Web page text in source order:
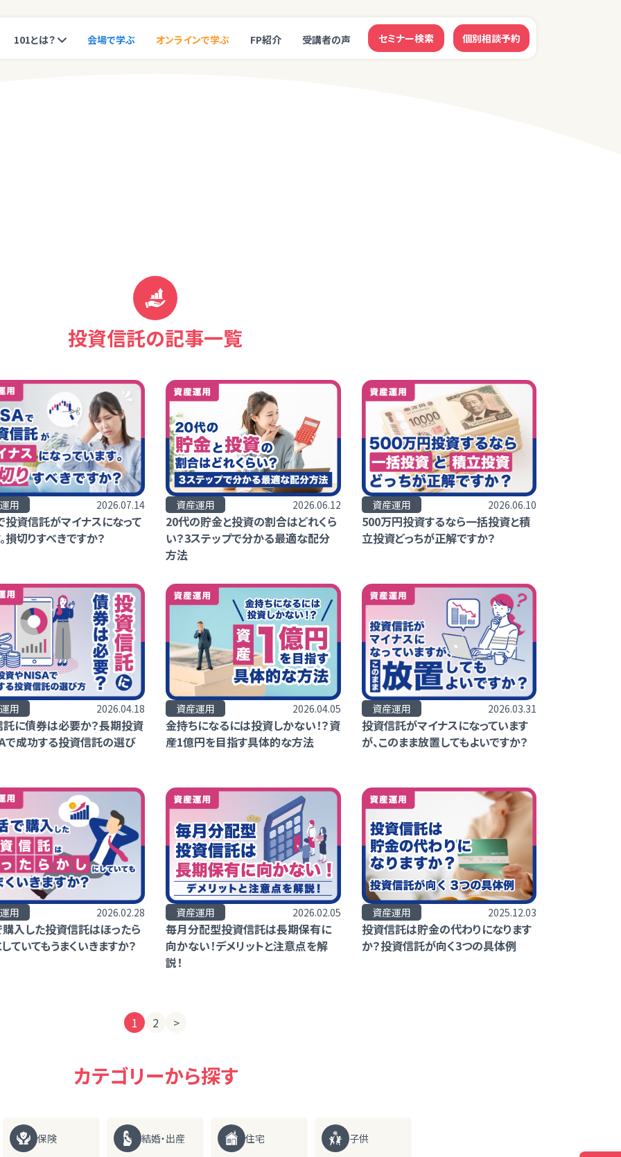
101とは？ 会場で学ぶ オンラインで学ぶ FP紹介 受講者の声 セミナー検索 個別相談予約
投資信託の記事一覧
用 2026.07.14
投資信託がマイナスになって
損切りすべきですか？
資産運用 2026.06.12
20代の貯金と投資の割合はどれくら
い？3ステップで分かる最適な配分
方法
資産運用 2026.06.10
500万円投資するなら一括投資と積
立投資どっちが正解ですか？
用 2026.04.18
に債券は必要か？長期投資
で成功する投資信託の選び
資産運用 2026.04.05
金持ちになるには投資しかない！？資
産1億円を目指す具体的な方法
資産運用 2026.03.31
投資信託がマイナスになっています
が、このまま放置してもよいですか？
用 2026.02.28
入した投資信託はほったら
ていてもうまくいきますか？
資産運用 2026.02.05
毎月分配型投資信託は長期保有に
向かない！デメリットと注意点を解
説！
資産運用 2025.12.03
投資信託は貯金の代わりになります
か？投資信託が向く3つの具体例
1 2 >
カテゴリーから探す
保険 結婚・出産 住宅 子供